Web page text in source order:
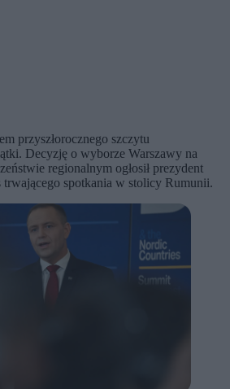
przyszłorocznego szczytu
Decyzję o wyborze Warszawy na
regionalnym ogłosił prezydent
spotkania w stolicy Rumunii.